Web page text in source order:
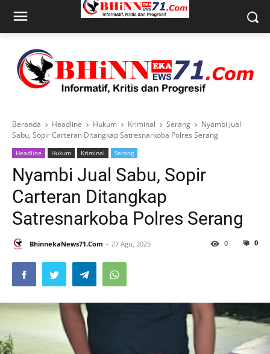
Beranda Headline Hukum Kriminal Serang
Nyambi Jual
Sabu, Sopir Carteran Ditangkap Satresnarkoba Polres Serang
Headline Hukum Kriminal Serang
Nyambi Jual Sabu, Sopir
Carteran Ditangkap
Satresnarkoba Polres Serang
BhinnekaNews71.Com 27 Agu, 2025 0
0